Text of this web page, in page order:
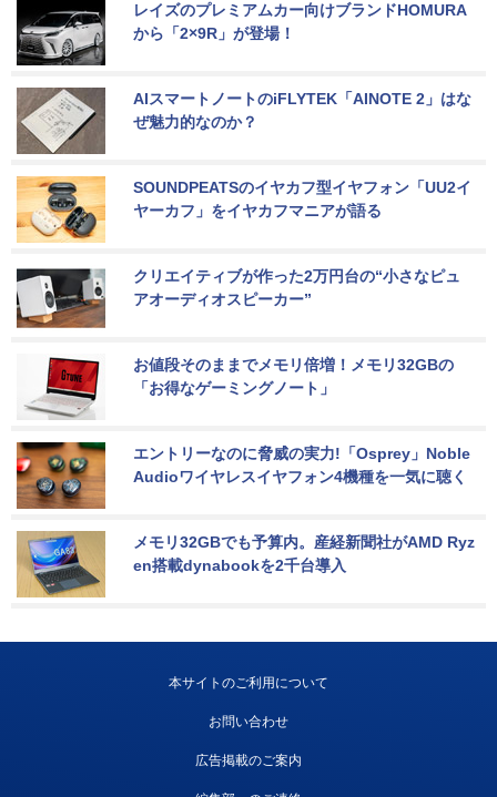
レイズのプレミアムカー向けブランドHOMURA
から「2×9R」が登場！
AIスマートノートのiFLYTEK「AINOTE 2」はな
ぜ魅力的なのか？
SOUNDPEATSのイヤカフ型イヤフォン「UU2イ
ヤーカフ」をイヤカフマニアが語る
クリエイティブが作った2万円台の“小さなピュ
アオーディオスピーカー”
お値段そのままでメモリ倍増！メモリ32GBの
「お得なゲーミングノート」
エントリーなのに脅威の実力!「Osprey」Noble
Audioワイヤレスイヤフォン4機種を一気に聴く
メモリ32GBでも予算内。産経新聞社がAMD Ryz
en搭載dynabookを2千台導入
本サイトのご利用について
お問い合わせ
広告掲載のご案内